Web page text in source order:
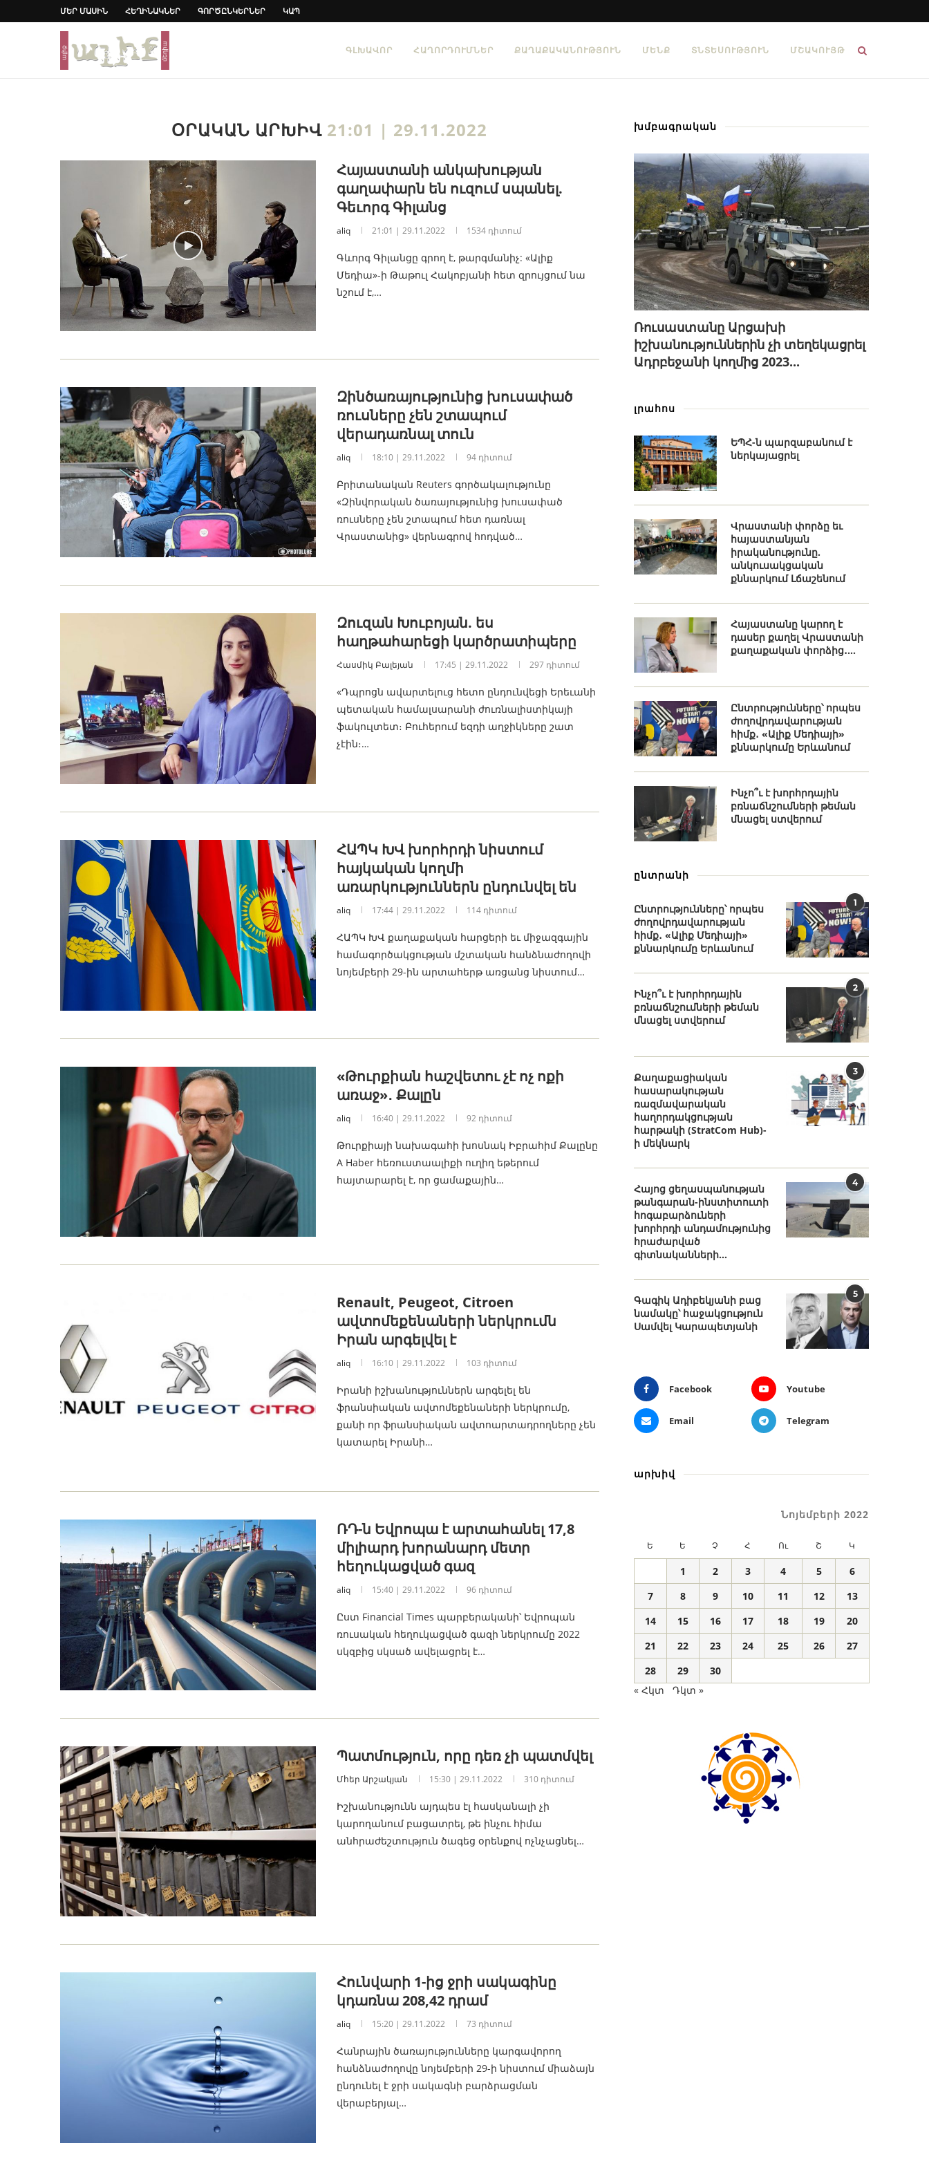
ՄԵՐ ՄԱՍԻՆ ՀԵՂԻՆԱԿՆԵՐ ԳՈՐԾԸՆԿԵՐՆԵՐ ԿԱՊ
ԳԼԽԱՎՈՐ ՀԱՂՈՐԴՈՒՄՆԵՐ ՔԱՂԱՔԱԿԱՆՈՒԹՅՈՒՆ ՄԵՆՔ ՏՆՏԵՍՈՒԹՅՈՒՆ ՄՇԱԿՈՒՅԹ
ՕՐԱԿԱՆ ԱՐԽԻՎ 21:01 | 29.11.2022
Հայաստանի անկախության
գաղափարն են ուզում սպանել.
Գեւորգ Գիլանց
aliq 21:01 | 29.11.2022 1534 դիտում
Գևորգ Գիլանցը գրող է, թարգմանիչ: «Ալիք
Մեդիա»-ի Թաթուլ Հակոբյանի հետ զրույցում նա
նշում է,…
Զինծառայությունից խուսափած
ռուսները չեն շտապում
վերադառնալ տուն
aliq 18:10 | 29.11.2022 94 դիտում
Բրիտանական Reuters գործակալությունը
«Զինվորական ծառայությունից խուսափած
ռուսները չեն շտապում հետ դառնալ
Վրաստանից» վերնագրով հոդված…
Զուզան Խուբոյան. ես
հաղթահարեցի կարծրատիպերը
Հասմիկ Բալեյան 17:45 | 29.11.2022 297 դիտում
«Դպրոցն ավարտելուց հետո ընդունվեցի Երեւանի
պետական համալսարանի ժուռնալիստիկայի
ֆակուլտետ։ Բուհերում եզդի աղջիկները շատ
չէին։…
ՀԱՊԿ ԽՎ խորհրդի նիստում
հայկական կողմի
առարկություններն ընդունվել են
aliq 17:44 | 29.11.2022 114 դիտում
ՀԱՊԿ ԽՎ քաղաքական հարցերի եւ միջազգային
համագործակցության մշտական հանձնաժողովի
նոյեմբերի 29-ին արտահերթ առցանց նիստում…
«Թուրքիան հաշվետու չէ ոչ ոքի
առաջ»․ Քալըն
aliq 16:40 | 29.11.2022 92 դիտում
Թուրքիայի նախագահի խոսնակ Իբրահիմ Քալընը
A Haber հեռուստաալիքի ուղիղ եթերում
հայտարարել է, որ ցամաքային…
Renault, Peugeot, Citroen
ավտոմեքենաների ներկրումն
Իրան արգելվել է
aliq 16:10 | 29.11.2022 103 դիտում
Իրանի իշխանություններն արգելել են
ֆրանսիական ավտոմեքենաների ներկրումը,
քանի որ ֆրանսիական ավտոարտադրողները չեն
կատարել Իրանի…
ՌԴ-ն Եվրոպա է արտահանել 17,8
միլիարդ խորանարդ մետր
հեղուկացված գազ
aliq 15:40 | 29.11.2022 96 դիտում
Ըստ Financial Times պարբերականի՝ Եվրոպան
ռուսական հեղուկացված գազի ներկրումը 2022
սկզբից սկսած ավելացրել է…
Պատմություն, որը դեռ չի պատմվել
Մհեր Արշակյան 15:30 | 29.11.2022 310 դիտում
Իշխանությունն այդպես էլ հասկանալի չի
կարողանում բացատրել, թե ինչու հիմա
անհրաժեշտություն ծագեց օրենքով ոչնչացնել…
Հունվարի 1-ից ջրի սակագինը
կդառնա 208,42 դրամ
aliq 15:20 | 29.11.2022 73 դիտում
Հանրային ծառայությունները կարգավորող
հանձնաժողովը նոյեմբերի 29-ի նիստում միաձայն
ընդունել է ջրի սակագնի բարձրացման
վերաբերյալ…
խմբագրական
Ռուսաստանը Արցախի
իշխանություններին չի տեղեկացրել
Ադրբեջանի կողմից 2023...
լրահոս
ԵՊՀ-ն պարզաբանում է
ներկայացրել
Վրաստանի փորձը եւ
հայաստանյան
իրականությունը.
անկուսակցական
քննարկում Լճաշենում
Հայաստանը կարող է
դասեր քաղել Վրաստանի
քաղաքական փորձից․...
Ընտրությունները՝ որպես
ժողովրդավարության
հիմք․ «Ալիք Մեդիայի»
քննարկումը Երևանում
Ինչո՞ւ է խորհրդային
բռնաճնշումների թեման
մնացել ստվերում
ընտրանի
1
Ընտրությունները՝ որպես
ժողովրդավարության
հիմք․ «Ալիք Մեդիայի»
քննարկումը Երևանում
2
Ինչո՞ւ է խորհրդային
բռնաճնշումների թեման
մնացել ստվերում
3
Քաղաքացիական
հասարակության
ռազմավարական
հաղորդակցության
հարթակի (StratCom Hub)-
ի մեկնարկ
4
Հայոց ցեղասպանության
թանգարան-ինստիտուտի
հոգաբարձուների
խորհրդի անդամությունից
հրաժարված
գիտնականների...
5
Գագիկ Ադիբեկյանի բաց
նամակը՝ հաջակցություն
Սամվել Կարապետյանի
Facebook Youtube
Email Telegram
արխիվ
Նոյեմբերի 2022
Ե Ե Չ Հ Ու Շ Կ
1 2 3 4 5
6
7
8 9 10 11 12
13
14
15 16 17 18 19
20
21
22 23 24 25 26
27
28
29
30
« Հկտ
Դկտ »